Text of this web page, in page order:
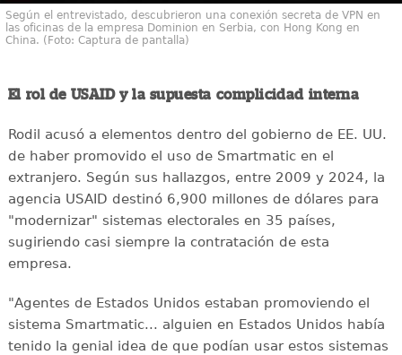
Según el entrevistado, descubrieron una conexión secreta de VPN en
las oficinas de la empresa Dominion en Serbia, con Hong Kong en
China. (Foto: Captura de pantalla)
El rol de USAID y la supuesta complicidad interna
Rodil acusó a elementos dentro del gobierno de EE. UU.
de haber promovido el uso de Smartmatic en el
extranjero. Según sus hallazgos, entre 2009 y 2024, la
agencia USAID destinó 6,900 millones de dólares para
"modernizar" sistemas electorales en 35 países,
sugiriendo casi siempre la contratación de esta
empresa.
"Agentes de Estados Unidos estaban promoviendo el
sistema Smartmatic... alguien en Estados Unidos había
tenido la genial idea de que podían usar estos sistemas